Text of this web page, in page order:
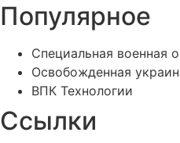
Популярное
Специальная военная
Освобожденная
ВПК Технологии
Ссылки